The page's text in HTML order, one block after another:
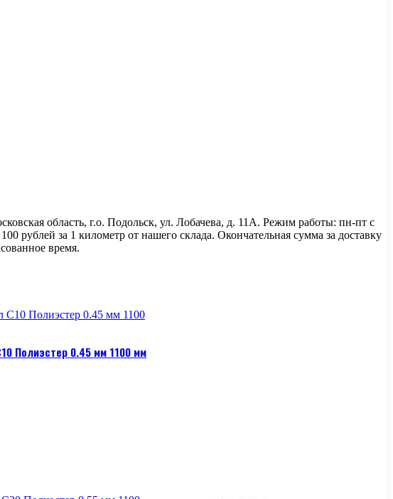
область, г.о. Подольск, ул. Лобачева, д. 11А. Режим работы: пн-пт с
рублей за 1 километр от нашего склада. Окончательная сумма за доставку
время.
Полиэстер 0.45 мм 1100 мм